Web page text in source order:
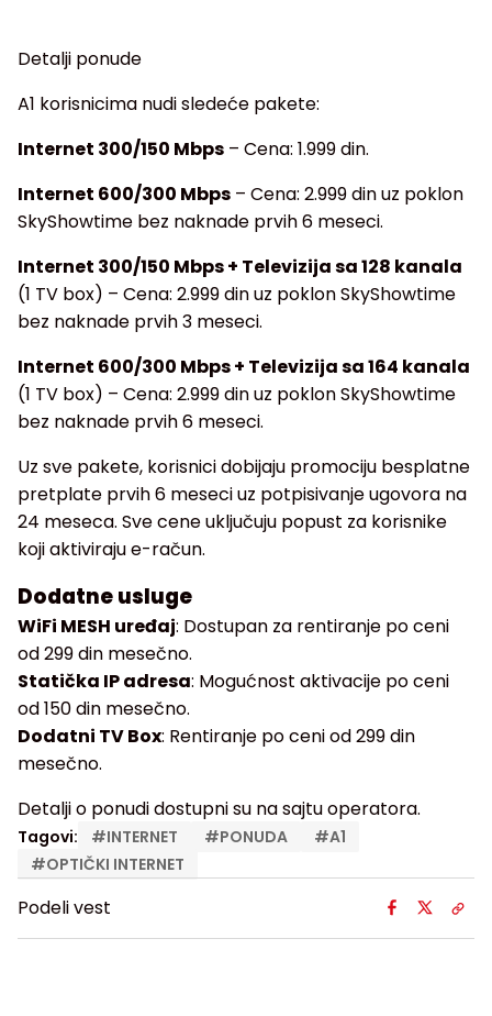
Detalji ponude
A1 korisnicima nudi sledeće pakete:
Internet 300/150 Mbps – Cena: 1.999 din.
Internet 600/300 Mbps – Cena: 2.999 din uz poklon
SkyShowtime bez naknade prvih 6 meseci.
Internet 300/150 Mbps + Televizija sa 128 kanala
(1 TV box) – Cena: 2.999 din uz poklon SkyShowtime
bez naknade prvih 3 meseci.
Internet 600/300 Mbps + Televizija sa 164 kanala
(1 TV box) – Cena: 2.999 din uz poklon SkyShowtime
bez naknade prvih 6 meseci.
Uz sve pakete, korisnici dobijaju promociju besplatne
pretplate prvih 6 meseci uz potpisivanje ugovora na
24 meseca. Sve cene uključuju popust za korisnike
koji aktiviraju e-račun.
Dodatne usluge
WiFi MESH uređaj: Dostupan za rentiranje po ceni
od 299 din mesečno.
Statička IP adresa: Mogućnost aktivacije po ceni
od 150 din mesečno.
Dodatni TV Box: Rentiranje po ceni od 299 din
mesečno.
Detalji o ponudi dostupni su na sajtu operatora.
Tagovi: #INTERNET #PONUDA #A1
#OPTIČKI INTERNET
Podeli vest